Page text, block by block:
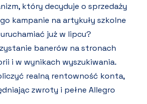
który decyduje o sprzedaży
kampanie na artykuły szkolne
już w lipcu?
banerów na stronach
i w wynikach wyszukiwania.
realną rentowność konta,
zwroty i pełne Allegro